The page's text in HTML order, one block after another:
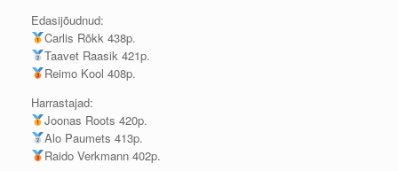
Edasijõudnud:
Carlis Rõkk 438p.
Taavet Raasik 421p.
Reimo Kool 408p.
Harrastajad:
Joonas Roots 420p.
Alo Paumets 413p.
Raido Verkmann 402p.